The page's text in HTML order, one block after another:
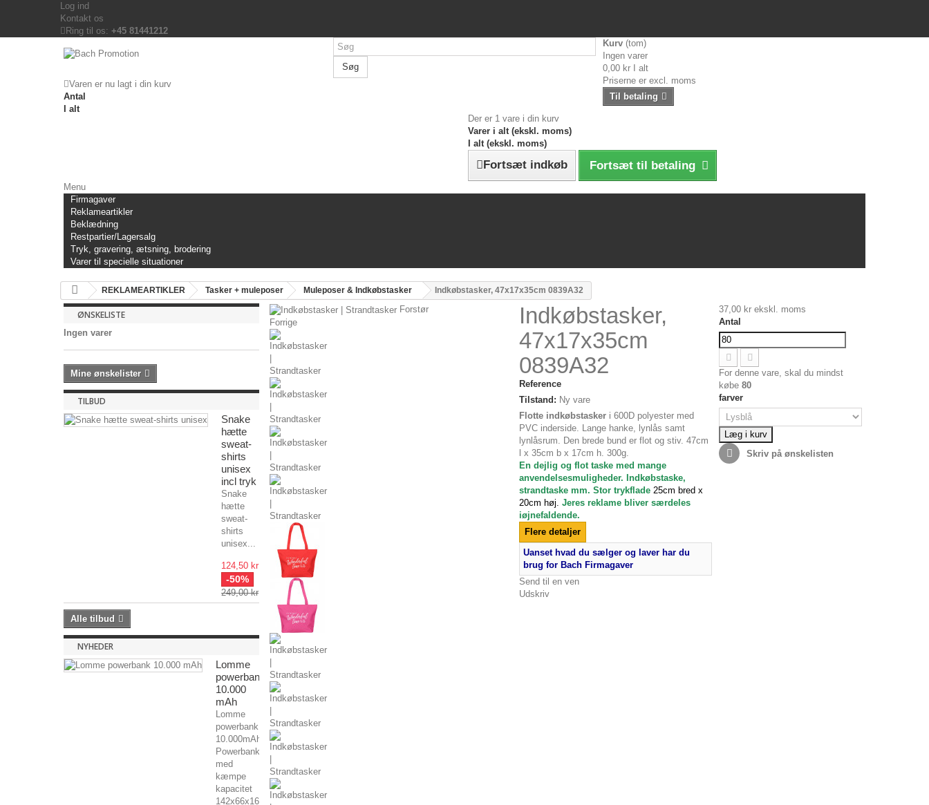
Log ind
Kontakt os
Ring til os: +45 81441212
Søg
Kurv (tom)
Ingen varer
0,00 kr
I alt
Priserne er excl. moms
Til betaling
Varen er nu lagt i din kurv
Antal
I alt
Der er 1 vare i din kurv
Varer i alt (ekskl. moms)
I alt (ekskl. moms)
Fortsæt indkøb Fortsæt til betaling
Menu
Firmagaver
Reklameartikler
Beklædning
Restpartier/Lagersalg
Tryk, gravering, ætsning, brodering
Varer til specielle situationer
REKLAMEARTIKLER Tasker + muleposer Muleposer & Indkøbstasker Indkøbstasker, 47x17x35cm 0839A32
ØNSKELISTE
Ingen varer
Mine ønskelister
TILBUD
Snake
hætte
sweat-
shirts
unisex
incl tryk
Snake
hætte
sweat-
shirts
unisex...
124,50 kr
-50%
249,00 kr
Alle tilbud
NYHEDER
Lomme
powerbank
10.000
mAh
Lomme
powerbank
10.000mAh
Powerbank
med
kæmpe
kapacitet
142x66x16mm,...
Forstør
Forrige
Indkøbstasker,
47x17x35cm
0839A32
Reference
Tilstand: Ny vare
Flotte indkøbstaskeri 600D polyester med
PVC inderside. Lange hanke, lynlås samt
lynlåsrum. Den brede bund er flot og stiv. 47cm
l x 35cm b x 17cm h. 300g.
En dejlig og flot taske med mange
anvendelsesmuligheder. Indkøbstaske,
strandtaske mm. Stor trykflade 25cm bred x
20cm høj. Jeres reklame bliver særdeles
iøjnefaldende.
Flere detaljer
Uanset hvad du sælger og laver har du
brug for Bach Firmagaver
Send til en ven
Udskriv
37,00 kr ekskl. moms
Antal
For denne vare, skal du mindst
købe80
farver
Læg i kurv
Skriv på ønskelisten